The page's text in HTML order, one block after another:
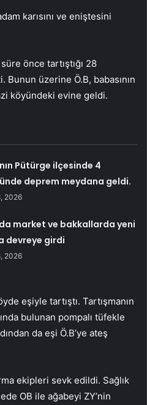
karısını ve eniştesini
önce tartıştığı 28
Bunun üzerine Ö.B, babasının
köyündeki evine geldi.
Pütürge ilçesinde 4
deprem meydana geldi.
2026
market ve bakkallarda yeni
devreye girdi
2026
eşiyle tartıştı. Tartışmanın
bulunan pompalı tüfekle
da eşi Ö.B’ye ateş
ekipleri sevk edildi. Sağlık
OB ile ağabeyi ZY’nin